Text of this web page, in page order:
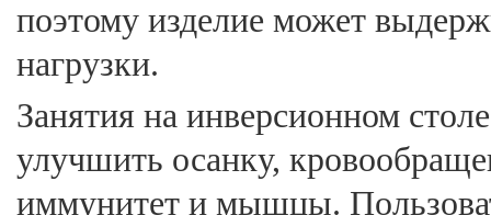
поэтому изделие может
нагрузки.
Занятия на инверсионном
улучшить осанку,
иммунитет и мышцы.